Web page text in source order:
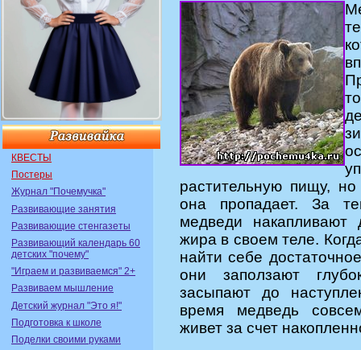
КВЕСТЫ
Постеры
Журнал "Почемучка"
Развивающие занятия
Развивающие стенгазеты
Развивающий календарь 60
детских "почему"
"Играем и развиваемся" 2+
Развиваем мышление
Детский журнал "Это я!"
Подготовка к школе
Поделки своими руками
растительную пищу,
она пропадает. За
медведи накапливают
жира в своем теле.
найти себе
они заползают
засыпают до
время медведь
живет за счет